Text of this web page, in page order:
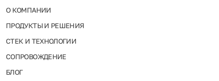
О КОМПАНИИ
ПРОДУКТЫ И РЕШЕНИЯ
СТЕК И ТЕХНОЛОГИИ
СОПРОВОЖДЕНИЕ
БЛОГ